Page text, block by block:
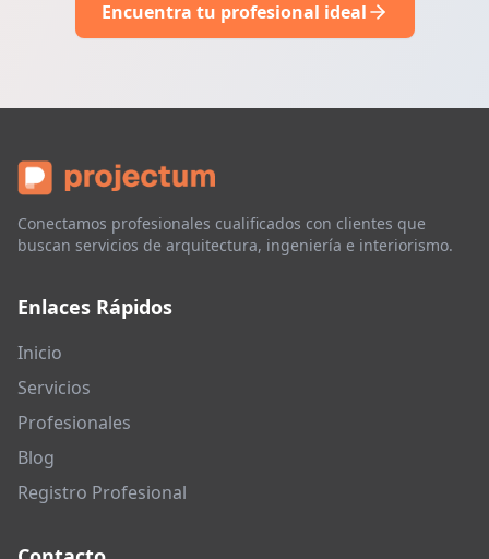
Encuentra tu profesional ideal
Conectamos profesionales cualificados con clientes que
buscan servicios de arquitectura, ingeniería e interiorismo.
Enlaces Rápidos
Inicio
Servicios
Profesionales
Blog
Registro Profesional